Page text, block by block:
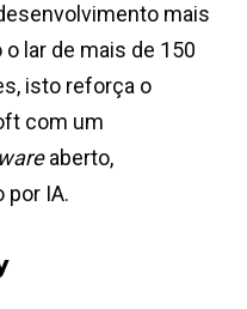
mais
lar de mais de 150
isto reforça o
com um
aberto,
por IA.